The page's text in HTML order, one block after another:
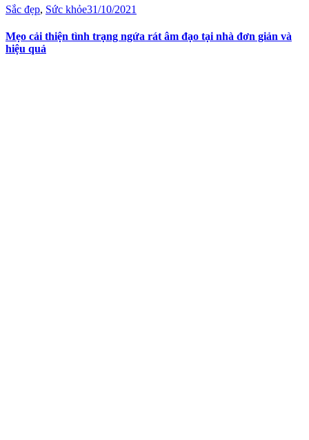
Sắc đẹp, Sức khỏe31/10/2021
Mẹo cải thiện tình trạng ngứa rát âm đạo tại nhà đơn giản và
hiệu quả